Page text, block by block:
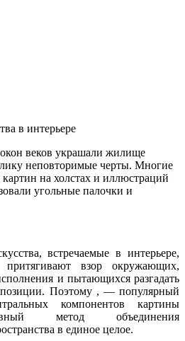
в интерьере
веков украшали жилище
неповторимые черты. Многие
на холстах и иллюстраций
угольные палочки и
встречаемые в интерьере,
притягивают взор окружающих,
и пытающихся разгадать
Поэтому , — популярный
компонентов картины
метод объединения
в единое целое.